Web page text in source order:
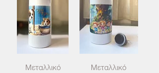
Μεταλλικό
Μεταλλικό